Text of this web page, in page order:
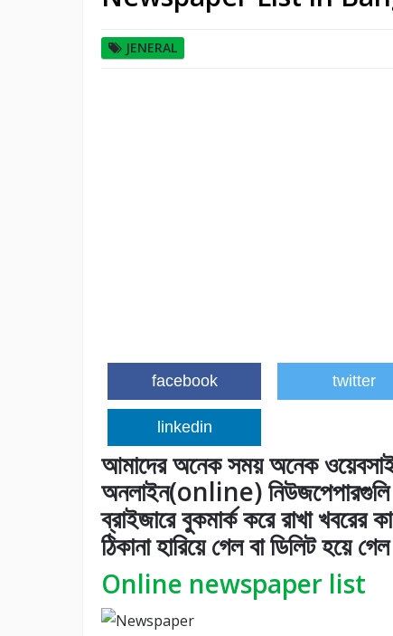
JENERAL
facebook twitter
linkedin
আমাদের অনেক সময় অনেক
অনলাইন(online)
ব্রাইজারে বুকমার্ক করে রাখা
ঠিকানা হারিয়ে গেল বা ডিলিট হয়ে
Online newspaper list